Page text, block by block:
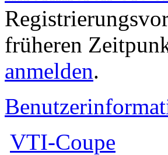
früheren
anmelden.
VTI-Coupe